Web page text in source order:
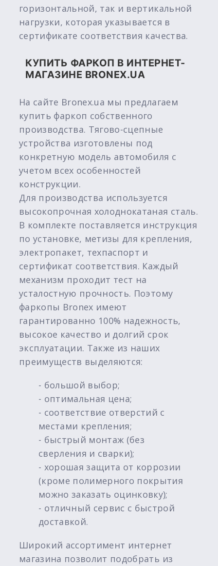
горизонтальной, так и вертикальной
нагрузки, которая указывается в
сертификате соответствия качества.
КУПИТЬ ФАРКОП В ИНТЕРНЕТ-
МАГАЗИНЕ BRONEX.UA
На сайте Bronex.ua мы предлагаем
купить фаркоп собственного
производства. Тягово-сцепные
устройства изготовлены под
конкретную модель автомобиля с
учетом всех особенностей
конструкции.
Для производства используется
высокопрочная холоднокатаная сталь.
В комплекте поставляется инструкция
по установке, метизы для крепления,
электропакет, техпаспорт и
сертификат соответствия. Каждый
механизм проходит тест на
усталостную прочность. Поэтому
фаркопы Bronex имеют
гарантированно 100% надежность,
высокое качество и долгий срок
эксплуатации. Также из наших
преимуществ выделяются:
- большой выбор;
- оптимальная цена;
- соответствие отверстий с
местами крепления;
- быстрый монтаж (без
сверления и сварки);
- хорошая защита от коррозии
(кроме полимерного покрытия
можно заказать оцинковку);
- отличный сервис с быстрой
доставкой.
Широкий ассортимент интернет
магазина позволит подобрать из